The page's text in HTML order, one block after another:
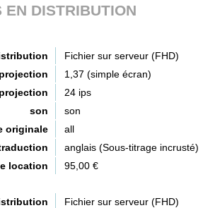
EN DISTRIBUTION
Fichier sur serveur (FHD)
1,37 (simple écran)
24 ips
son
son
originale
all
anglais (Sous-titrage incrusté)
location
95,00 €
Fichier sur serveur (FHD)